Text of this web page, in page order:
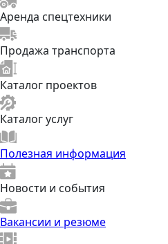
Аренда спецтехники
Продажа транспорта
Каталог проектов
Каталог услуг
Полезная информация
Новости и события
Вакансии и резюме